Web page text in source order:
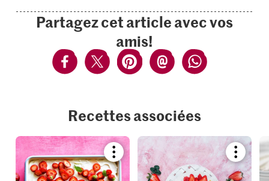
Partagez cet article avec vos
amis!
Recettes associées
Bookmark
recipe
or
recipe
or